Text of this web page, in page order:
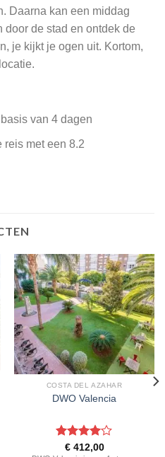
Daarna kan een middag
de stad en ontdek de
je kijkt je ogen uit. Kortom,
van 4 dagen
reis met een 8.2
COSTA DEL AZAHAR
DWO Valencia
Gewaardeerd
€412,00